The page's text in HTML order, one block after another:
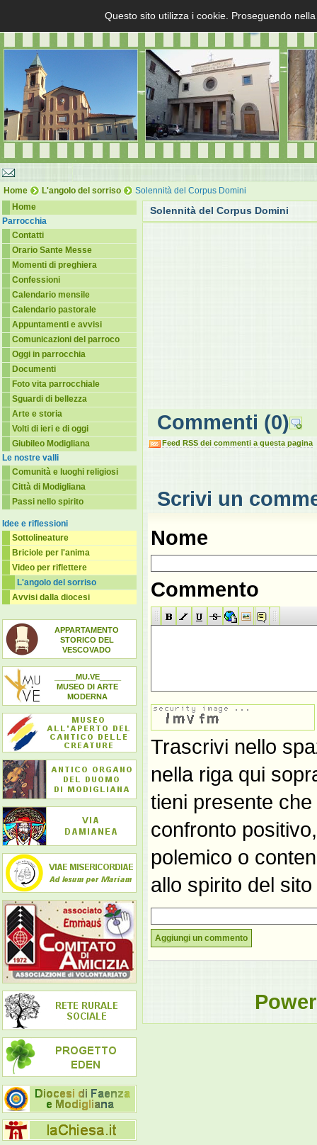
Home L'angolo del sorriso
Solennità del Corpus Domini
Home
Parrocchia
Contatti
Orario Sante Messe
Momenti di preghiera
Confessioni
Calendario mensile
Calendario pastorale
Appuntamenti e avvisi
Comunicazioni del parroco
Oggi in parrocchia
Documenti
Foto vita parrocchiale
Sguardi di bellezza
Arte e storia
Volti di ieri e di oggi
Giubileo Modigliana
Le nostre valli
Comunità e luoghi religiosi
Città di Modigliana
Passi nello spirito
Idee e riflessioni
Sottolineature
Briciole per l'anima
Video per riflettere
L'angolo del sorriso
Avvisi dalla diocesi
APPARTAMENTO
STORICO DEL
VESCOVADO
_____MU.VE_____
MUSEO DI ARTE
MODERNA
Solennità del Corpus Domini
Commenti (0)
Feed RSS dei commenti a questa pagina
Scrivi un
Nome
Commento
Trascrivi nello
nella riga qui
tieni presente
confronto
polemico o
allo spirito del
Aggiungi un commento
Questo sito utilizza i cookie. Proseguendo